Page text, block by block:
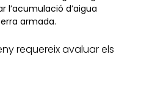
l’acumulació d’aigua
armada.
requereix avaluar els